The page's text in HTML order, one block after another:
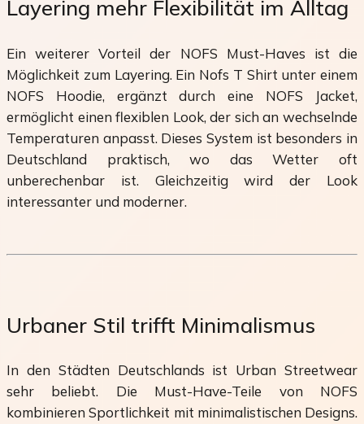
Layering mehr Flexibilität im Alltag
Ein weiterer Vorteil der NOFS Must-Haves ist die
Möglichkeit zum Layering. Ein Nofs T Shirt unter einem
NOFS Hoodie, ergänzt durch eine NOFS Jacket,
ermöglicht einen flexiblen Look, der sich an wechselnde
Temperaturen anpasst. Dieses System ist besonders in
Deutschland praktisch, wo das Wetter oft
unberechenbar ist. Gleichzeitig wird der Look
interessanter und moderner.
Urbaner Stil trifft Minimalismus
In den Städten Deutschlands ist Urban Streetwear
sehr beliebt. Die Must-Have-Teile von NOFS
kombinieren Sportlichkeit mit minimalistischen Designs.